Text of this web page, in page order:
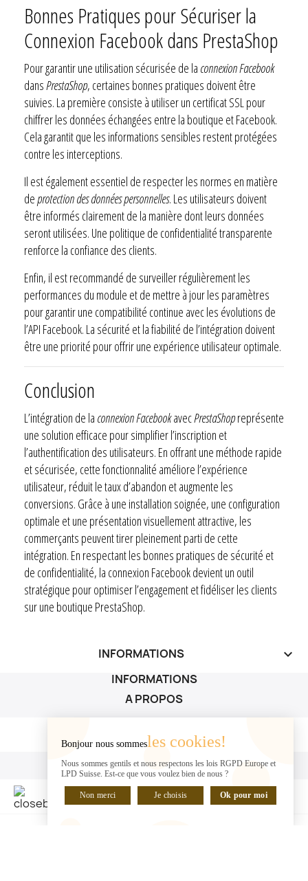
Bonnes Pratiques pour Sécuriser la
Connexion Facebook dans PrestaShop
Pour garantir une utilisation sécurisée de la connexion Facebook
dansPrestaShop, certaines bonnes pratiques doivent être
suivies. La première consiste à utiliser un certificat SSL pour
chiffrer les données échangées entre la boutique et Facebook.
Cela garantit que les informations sensibles restent protégées
contre les interceptions.
Il est également essentiel de respecter les normes en matière
deprotection des données personnelles. Les utilisateurs doivent
être informés clairement de la manière dont leurs données
seront utilisées. Une politique de confidentialité transparente
renforce la confiance des clients.
Enfin, il est recommandé de surveiller régulièrement les
performances du module et de mettre à jour les paramètres
pour garantir une compatibilité continue avec les évolutions de
l’API Facebook. La sécurité et la fiabilité de l’intégration doivent
être une priorité pour offrir une expérience utilisateur optimale.
Conclusion
L’intégration de la connexion FacebookavecPrestaShopreprésente
une solution efficace pour simplifier l’inscription et
l’authentification des utilisateurs. En offrant une méthode rapide
et sécurisée, cette fonctionnalité améliore l’expérience
utilisateur, réduit le taux d’abandon et augmente les
conversions. Grâce à une installation soignée, une configuration
optimale et une présentation visuellement attractive, les
commerçants peuvent tirer pleinement parti de cette
intégration. En respectant les bonnes pratiques de sécurité et
de confidentialité, la connexion Facebook devient un outil
stratégique pour optimiser l’engagement et fidéliser les clients
sur une boutique PrestaShop.
INFORMATIONS keyboard_arrow_down
INFORMATIONS
A PROPOS
A PROPOS
VOTRE COMPTE
VOTRE COMPTE
Bonjour nous sommesles cookies!
Nous sommes gentils et nous respectons les lois RGPD Europe et
LPD Suisse. Est-ce que vous voulez bien de nous ?
Non merci Je choisis Ok pour moi
DISCUTER EN LIGNE